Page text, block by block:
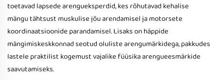
toetavad lapsede arengueksperdid, kes rõhutavad kehalise
mängu tähtsust muskulise jõu arendamisel ja motorsete
koordinaatsioonide parandamisel. Lisaks on häppide
mängimiskeskkonnad seotud oluliste arengumärkidega, pakkudes
lastele praktilist kogemust vajalike füüsika arengueesmärkide
saavutamiseks.